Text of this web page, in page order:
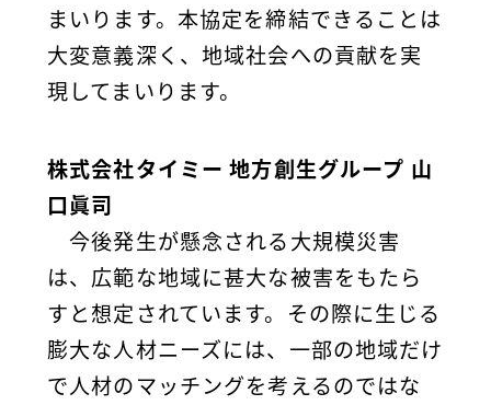
まいります。本協定を締結できることは
大変意義深く、地域社会への貢献を実
現してまいります。
株式会社タイミー 地方創生グループ 山
口眞司
今後発生が懸念される大規模災害
は、広範な地域に甚大な被害をもたら
すと想定されています。その際に生じる
膨大な人材ニーズには、一部の地域だけ
で人材のマッチングを考えるのではな